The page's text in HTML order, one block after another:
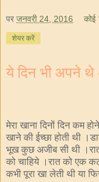
पर जनवरी 24, 2016 कोई
शेयर करें
ये दिन भी अपने थे
मेरा खाना दिनों दिन कम
खाने की ईच्छा होती थी
भूख कुछ अजीब सी थी
को चाहिये ।रात को एक
कभी पूरा खा लेती थी या